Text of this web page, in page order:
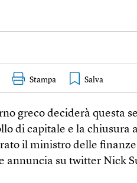
Stampa
greco deciderà questa
di capitale e la chiusura
il ministro delle
annuncia su twitter Nick